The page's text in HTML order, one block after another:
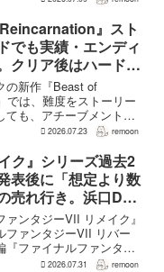
ャラクターやビジュアル
く、ゲ...
』スト
でも実績・エンディ
クリア後はハード超
も
の新作『Beast of
では、難度をストーリー
ても、アチーブメントや
ディングに違いはない。
も用意されてい
2026.07.23 remoon
ク』シリーズ過去2
表後に「想定より数
売れ行き。浜口Dが
ァンタジーVII リメイク』
ファンタジーVII リバー
『ファイナルファンタジ
ション』の発表後、「我々
2026.07.31 remoon